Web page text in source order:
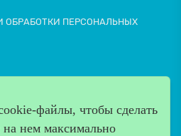
ПЕРСОНАЛЬНЫХ
файлы, чтобы сделать
нем максимально